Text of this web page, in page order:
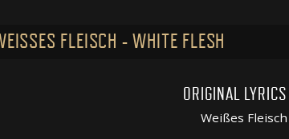
FLEISCH - WHITE FLESH
ORIGINAL LYRICS
Weißes Fleisch